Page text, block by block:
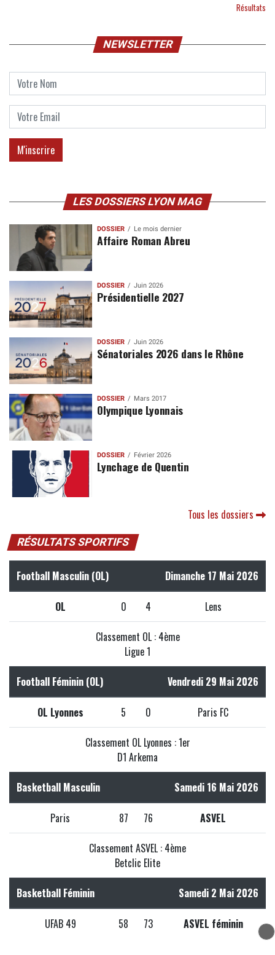
Résultats
NEWSLETTER
LES DOSSIERS LYON MAG
DOSSIER Le mois dernier
Affaire Roman Abreu
DOSSIER Juin 2026
Présidentielle 2027
DOSSIER Juin 2026
Sénatoriales 2026 dans le Rhône
DOSSIER Mars 2017
Olympique Lyonnais
DOSSIER Février 2026
Lynchage de Quentin
Tous les dossiers
RÉSULTATS SPORTIFS
Football Masculin (OL) Dimanche 17 Mai 2026
OL 0 4 Lens
Classement OL : 4ème
Ligue 1
Football Féminin (OL) Vendredi 29 Mai 2026
OL Lyonnes 5 0 Paris FC
Classement OL Lyonnes : 1er
D1 Arkema
Basketball Masculin Samedi 16 Mai 2026
Paris 87 76 ASVEL
Classement ASVEL : 4ème
Betclic Elite
Basketball Féminin Samedi 2 Mai 2026
UFAB 49 58 73 ASVEL féminin